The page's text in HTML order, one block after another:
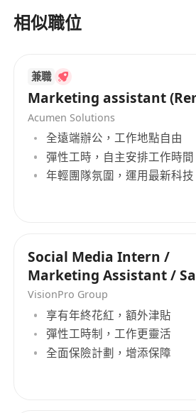
相似職位
兼職
Marketing assistant
Acumen Solutions
全遠端辦公，工作地點自由
彈性工時，自主安排工作時間
年輕團隊氛圍，運用最新科技
Social Media Intern /
Marketing Assistant / Sales
Executive
VisionPro Group
享有年終花紅，額外津貼
彈性工時制，工作更靈活
全面保險計劃，增添保障